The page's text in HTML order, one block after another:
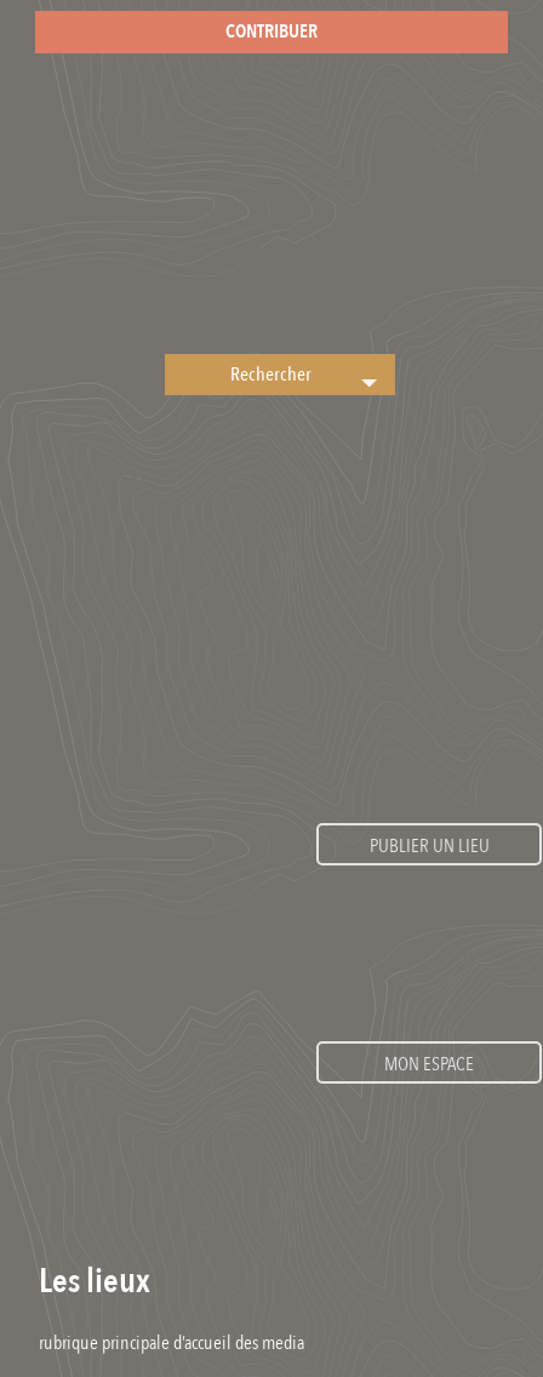
CONTRIBUER
PUBLIER UN LIEU
MON ESPACE
Les lieux
rubrique principale d’accueil des media